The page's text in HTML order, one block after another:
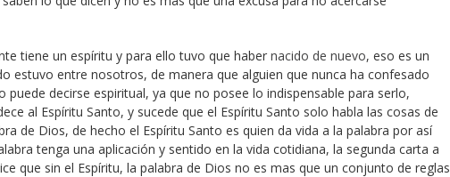
tiene un espíritu y para ello tuvo que haber nacido de nuevo, eso es un
estuvo entre nosotros, de manera que alguien que nunca ha confesado
decirse espiritual, ya que no posee lo indispensable para serlo,
al Espíritu Santo, y sucede que el Espíritu Santo solo habla las cosas de
de Dios, de hecho el Espíritu Santo es quien da vida a la palabra por así
tenga una aplicación y sentido en la vida cotidiana, la segunda carta a
que sin el Espíritu, la palabra de Dios no es mas que un conjunto de reglas